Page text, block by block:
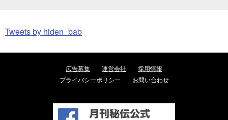
Tweets by hiden_bab
広告募集 運営会社
採用情報
プライバシーポリシー
お問い合わせ